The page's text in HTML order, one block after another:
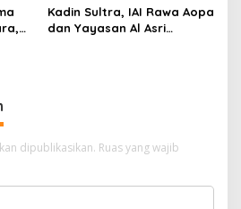
Kadin Sultra, IAI Rawa Aopa
dan Yayasan Al Asri
dipublikasikan. Ruas yang wajib